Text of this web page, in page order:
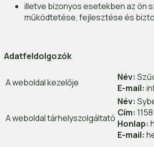
illetve bizonyos esetekben az ön
működtetése, fejlesztése és
Adatfeldolgozók
A weboldal kezelője Név:
E-mail:
A weboldal tárhelyszolgáltató
Név:
Cím:
Honlap:
E-mail: